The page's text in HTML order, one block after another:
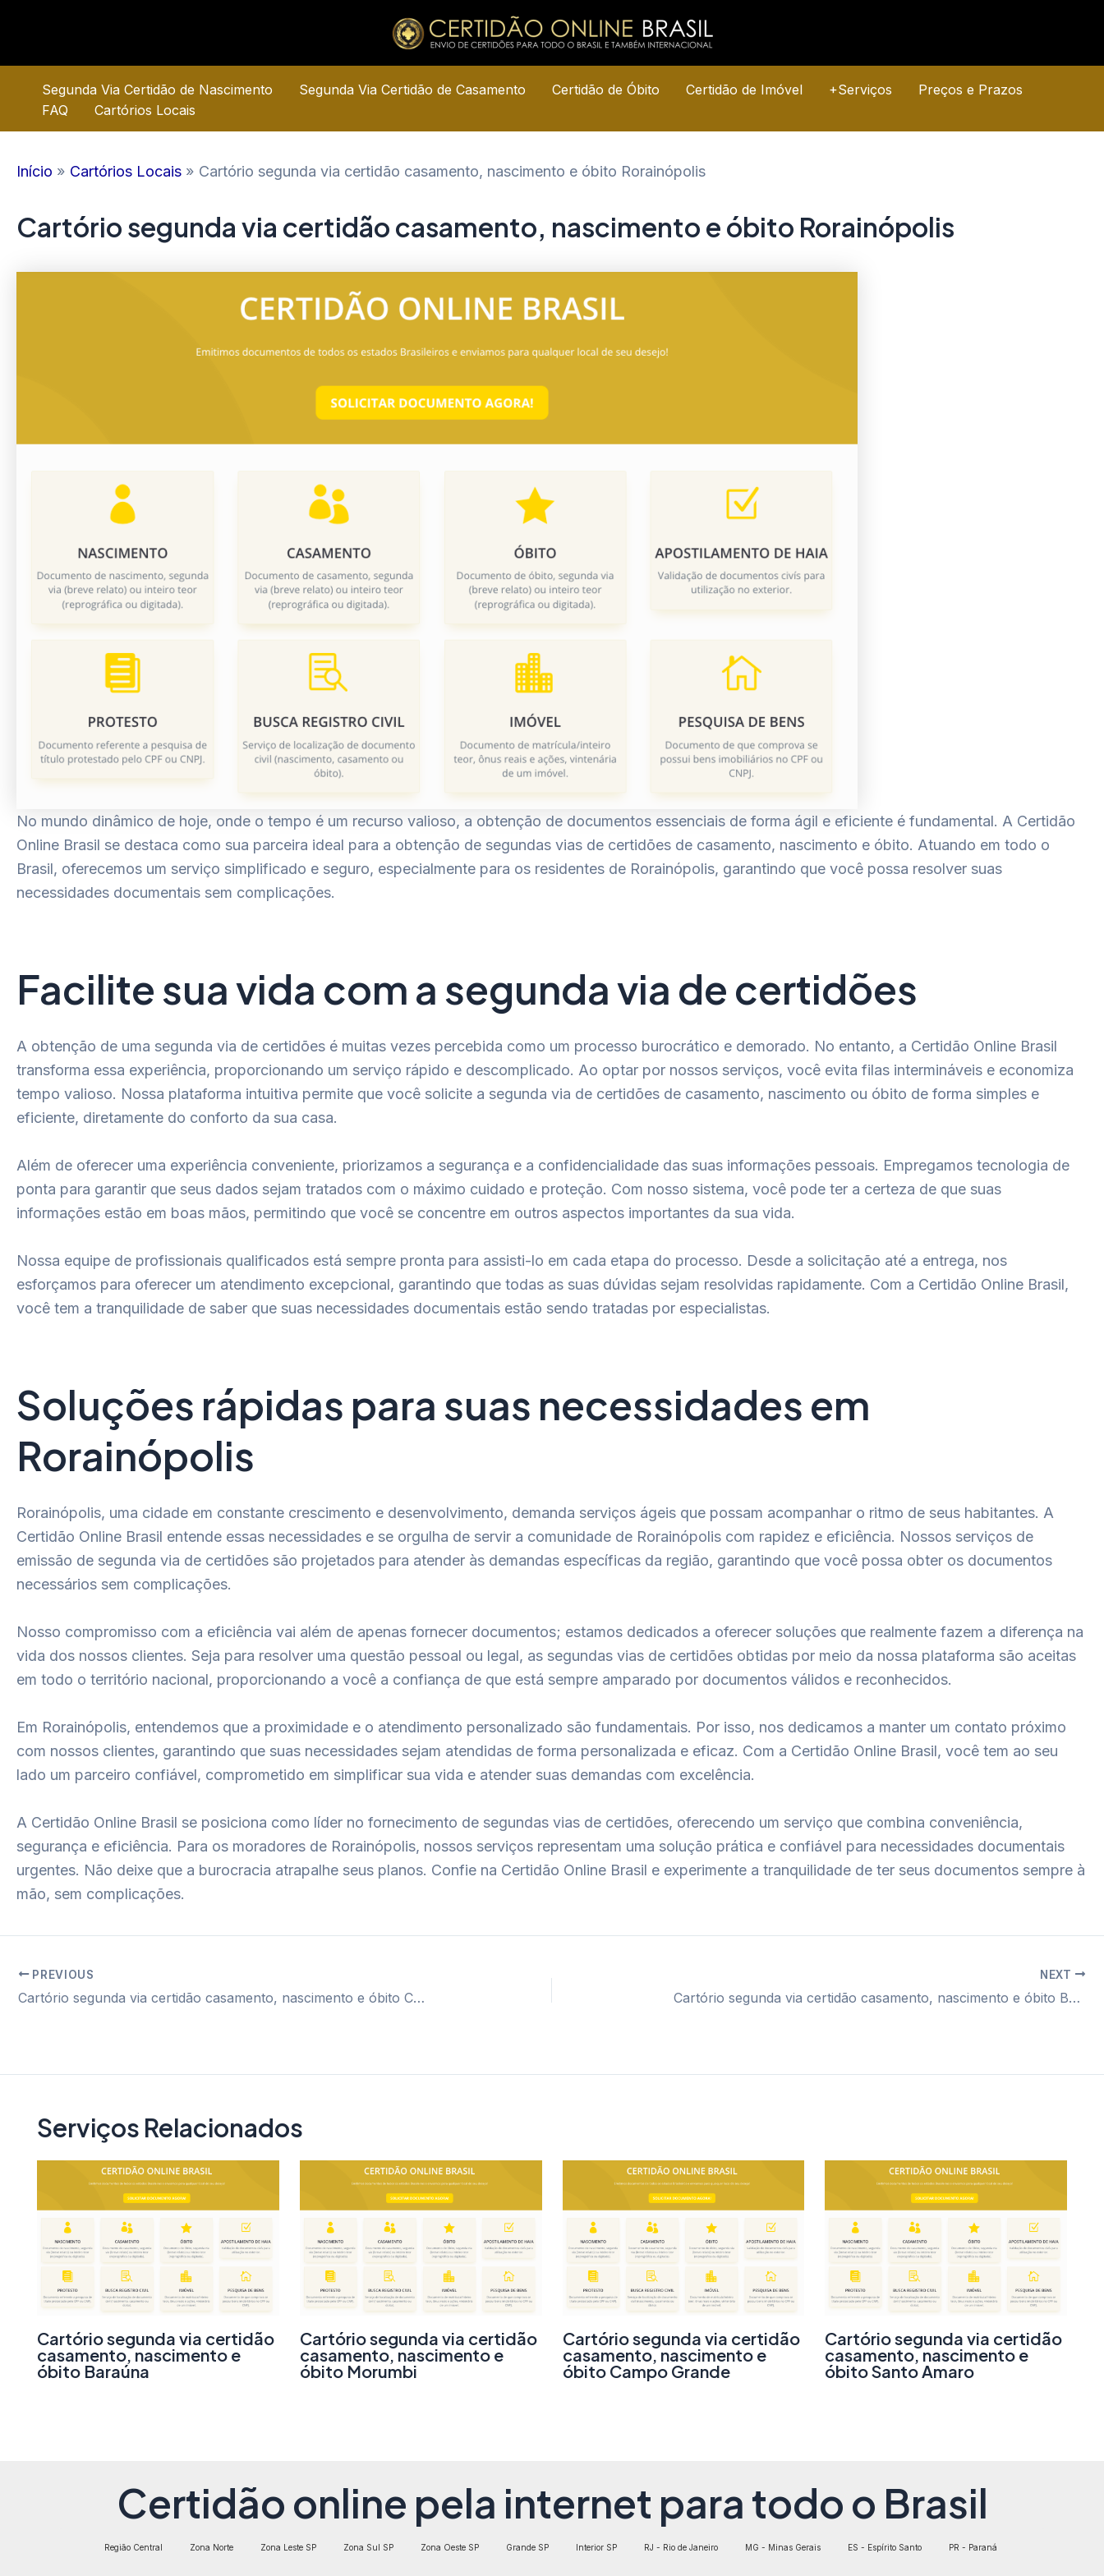
conteúdoSegunda Via Certidão de Nascimento Segunda Via Certidão de Casamento Certidão de Óbito Certidão de Imóvel +Serviços
Preços e Prazos
FAQ
Cartórios Locais
Início Cartórios Locais Cartório segunda via certidão casamento, nascimento e óbito Rorainópolis
Cartório segunda via certidão casamento, nascimento e óbito Rorainópolis
No mundo dinâmico de hoje, onde o tempo é um recurso valioso, a obtenção de documentos essenciais de forma ágil e eficiente é fundamental. A Certidão
Online Brasil se destaca como sua parceira ideal para a obtenção de segundas vias de certidões de casamento, nascimento e óbito. Atuando em todo o
Brasil, oferecemos um serviço simplificado e seguro, especialmente para os residentes de Rorainópolis, garantindo que você possa resolver suas
necessidades documentais sem complicações.
Facilite sua vida com a segunda via de certidões
A obtenção de uma segunda via de certidões é muitas vezes percebida como um processo burocrático e demorado. No entanto, a Certidão Online Brasil
transforma essa experiência, proporcionando um serviço rápido e descomplicado. Ao optar por nossos serviços, você evita filas intermináveis e economiza
tempo valioso. Nossa plataforma intuitiva permite que você solicite a segunda via de certidões de casamento, nascimento ou óbito de forma simples e
eficiente, diretamente do conforto da sua casa.
Além de oferecer uma experiência conveniente, priorizamos a segurança e a confidencialidade das suas informações pessoais. Empregamos tecnologia de
ponta para garantir que seus dados sejam tratados com o máximo cuidado e proteção. Com nosso sistema, você pode ter a certeza de que suas
informações estão em boas mãos, permitindo que você se concentre em outros aspectos importantes da sua vida.
Nossa equipe de profissionais qualificados está sempre pronta para assisti-lo em cada etapa do processo. Desde a solicitação até a entrega, nos
esforçamos para oferecer um atendimento excepcional, garantindo que todas as suas dúvidas sejam resolvidas rapidamente. Com a Certidão Online Brasil,
você tem a tranquilidade de saber que suas necessidades documentais estão sendo tratadas por especialistas.
Soluções rápidas para suas necessidades em
Rorainópolis
Rorainópolis, uma cidade em constante crescimento e desenvolvimento, demanda serviços ágeis que possam acompanhar o ritmo de seus habitantes. A
Certidão Online Brasil entende essas necessidades e se orgulha de servir a comunidade de Rorainópolis com rapidez e eficiência. Nossos serviços de
emissão de segunda via de certidões são projetados para atender às demandas específicas da região, garantindo que você possa obter os documentos
necessários sem complicações.
Nosso compromisso com a eficiência vai além de apenas fornecer documentos; estamos dedicados a oferecer soluções que realmente fazem a diferença na
vida dos nossos clientes. Seja para resolver uma questão pessoal ou legal, as segundas vias de certidões obtidas por meio da nossa plataforma são aceitas
em todo o território nacional, proporcionando a você a confiança de que está sempre amparado por documentos válidos e reconhecidos.
Em Rorainópolis, entendemos que a proximidade e o atendimento personalizado são fundamentais. Por isso, nos dedicamos a manter um contato próximo
com nossos clientes, garantindo que suas necessidades sejam atendidas de forma personalizada e eficaz. Com a Certidão Online Brasil, você tem ao seu
lado um parceiro confiável, comprometido em simplificar sua vida e atender suas demandas com excelência.
A Certidão Online Brasil se posiciona como líder no fornecimento de segundas vias de certidões, oferecendo um serviço que combina conveniência,
segurança e eficiência. Para os moradores de Rorainópolis, nossos serviços representam uma solução prática e confiável para necessidades documentais
urgentes. Não deixe que a burocracia atrapalhe seus planos. Confie na Certidão Online Brasil e experimente a tranquilidade de ter seus documentos sempre à
mão, sem complicações.
Post
navigation
PREVIOUS
Cartório segunda via certidão casamento, nascimento e óbito Caracaraí
NEXT
Cartório segunda via certidão casamento, nascimento e óbito Boa Vista
Serviços Relacionados
Cartório segunda via certidão
casamento, nascimento e
óbito Baraúna
Cartório segunda via certidão
casamento, nascimento e
óbito Morumbi
Cartório segunda via certidão
casamento, nascimento e
óbito Campo Grande
Cartório segunda via certidão
casamento, nascimento e
óbito Santo Amaro
Certidão online pela internet para todo o Brasil
Região Central Zona Norte Zona Leste SP Zona Sul SP Zona Oeste SP Grande SP Interior SP RJ - Rio de Janeiro MG - Minas Gerais ES - Espírito Santo PR - Paraná